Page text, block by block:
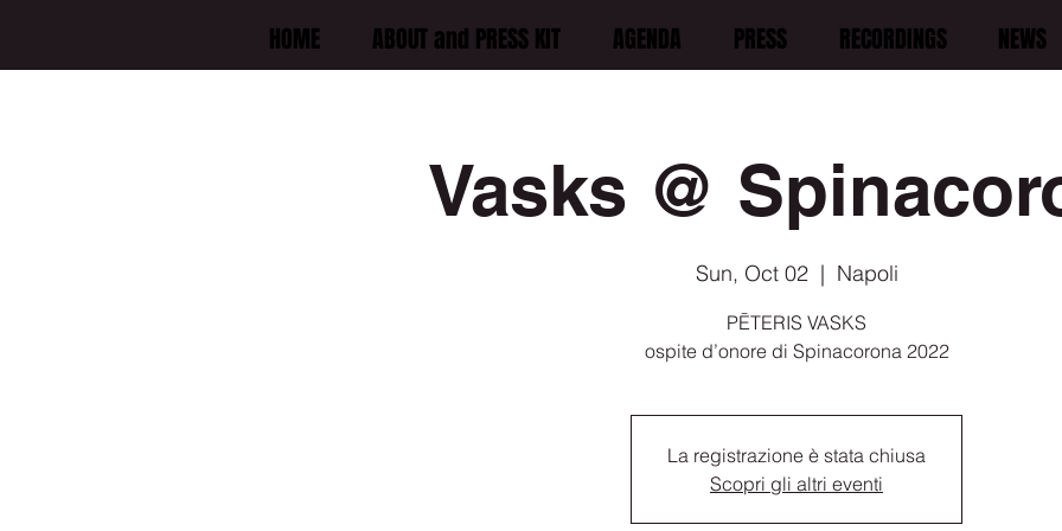
HOME ABOUT and PRESS KIT AGENDA PRESS RECORDINGS NEWS
Vasks @
Sun, Oct 02
  |
Napoli
PĒTERIS VASKS
ospite d’onore di Spinacorona 2022
La registrazione è stata chiusa
Scopri gli altri eventi